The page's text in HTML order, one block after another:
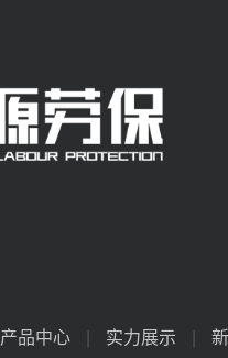
产品中心 | 实力展示 |